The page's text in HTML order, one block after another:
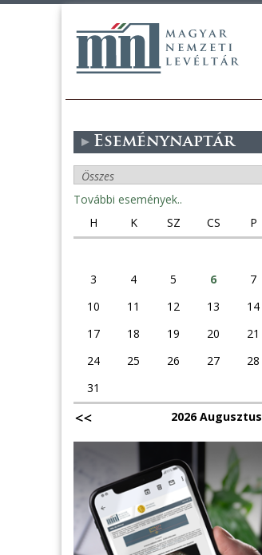
Eseménynaptár
További események..
H
K SZ CS P
3
4 5 6 7
10
11 12 13 14
17
18 19 20 21
24
25 26 27 28
31
2026 Augusztus